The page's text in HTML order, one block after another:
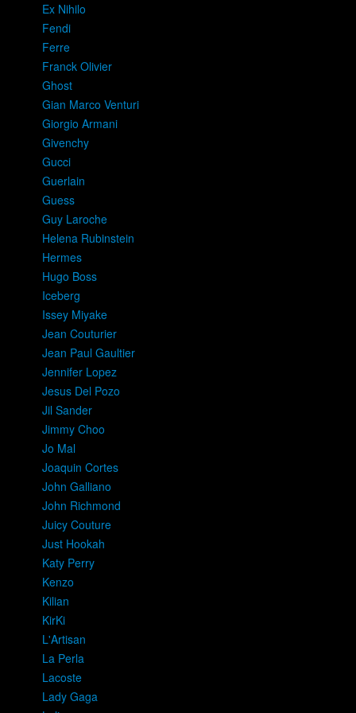
Ex Nihilo
Fendi
Ferre
Franck Olivier
Ghost
Gian Marco Venturi
Giorgio Armani
Givenchy
Gucci
Guerlain
Guess
Guy Laroche
Helena Rubinstein
Hermes
Hugo Boss
Iceberg
Issey Miyake
Jean Couturier
Jean Paul Gaultier
Jennifer Lopez
Jesus Del Pozo
Jil Sander
Jimmy Choo
Jo Mal
Joaquin Cortes
John Galliano
John Richmond
Juicy Couture
Just Hookah
Katy Perry
Kenzo
Kilian
KirKi
L'Artisan
La Perla
Lacoste
Lady Gaga